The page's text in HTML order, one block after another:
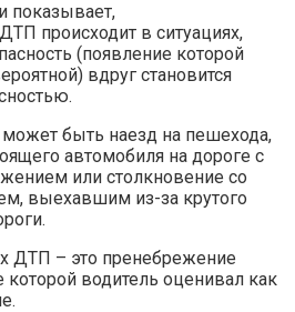
показывает,
происходит в ситуациях,
(появление которой
вдруг становится
быть наезд на пешехода,
автомобиля на дороге с
или столкновение со
выехавшим из-за крутого
ДТП – это пренебрежение
водитель оценивал как